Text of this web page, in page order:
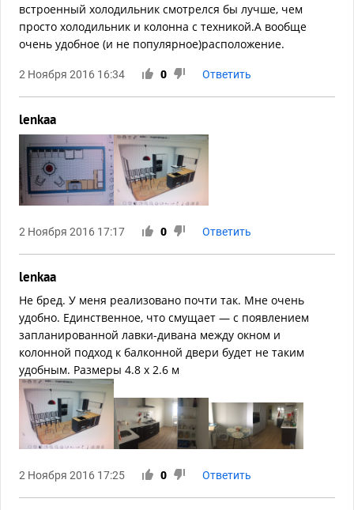
встроенный холодильник смотрелся бы лучше, чем
просто холодильник и колонна с техникой.А вообще
очень удобное (и не популярное)расположение.
2 Ноября 2016 16:34 0 Ответить
lenkaa
2 Ноября 2016 17:17 0 Ответить
lenkaa
Не бред. У меня реализовано почти так. Мне очень
удобно. Единственное, что смущает — с появлением
запланированной лавки-дивана между окном и
колонной подход к балконной двери будет не таким
удобным. Размеры 4.8 х 2.6 м
2 Ноября 2016 17:25 0 Ответить